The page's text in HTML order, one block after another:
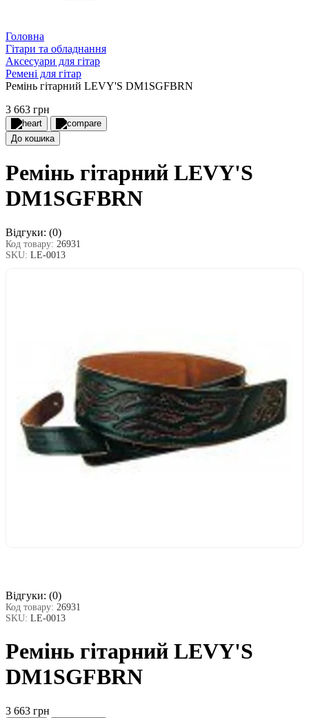
Головна
Гітари та обладнання
Аксесуари для гітар
Ремені для гітар
Ремінь гітарний LEVY'S DM1SGFBRN
3 663 грн
До кошика
Ремінь гітарний LEVY'S
DM1SGFBRN
Відгуки: (0)
Код товару: 26931
SKU: LE-0013
Відгуки: (0)
Код товару: 26931
SKU: LE-0013
Ремінь гітарний LEVY'S
DM1SGFBRN
3 663 грн